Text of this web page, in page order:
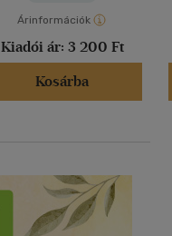
Árinformációk
Kiadói ár: 3 200 Ft
Kosárba